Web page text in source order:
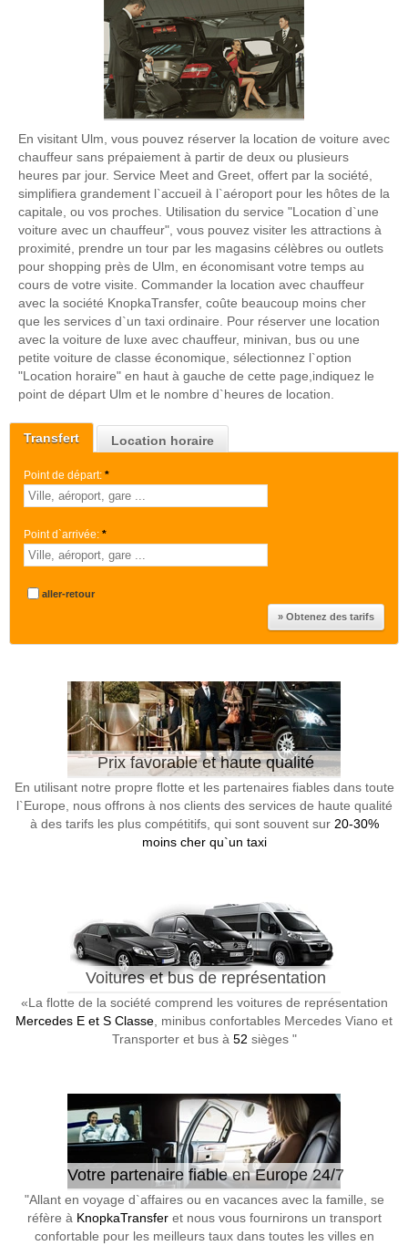
Transfert Location horaire
Point de départ: *
Point d`arrivée: *
aller-retour
Prix favorable et haute qualité
En utilisant notre propre flotte et les partenaires fiables dans toute
l`Europe, nous offrons à nos clients des services de haute qualité
à des tarifs les plus compétitifs, qui sont souvent sur 20-30%
moins cher qu`un taxi
Voitures et bus de représentation
«La flotte de la société comprend les voitures de représentation
Mercedes E et S Classe , minibus confortables Mercedes Viano et
Transporter et bus à 52 sièges "
Votre partenaire fiable en Europe 24/7
"Allant en voyage d`affaires ou en vacances avec la famille, se
réfère à KnopkaTransfer et nous vous fournirons un transport
confortable pour les meilleurs taux dans toutes les villes en
En visitant Ulm, vous pouvez réserver la location de voiture avec
chauffeur sans prépaiement à partir de deux ou plusieurs
heures par jour. Service Meet and Greet, offert par la société,
simplifiera grandement l`accueil à l`aéroport pour les hôtes de la
capitale, ou vos proches. Utilisation du service "Location d`une
voiture avec un chauffeur", vous pouvez visiter les attractions à
proximité, prendre un tour par les magasins célèbres ou outlets
pour shopping près de Ulm, en économisant votre temps au
cours de votre visite. Commander la location avec chauffeur
avec la société KnopkaTransfer, coûte beaucoup moins cher
que les services d`un taxi ordinaire. Pour réserver une location
avec la voiture de luxe avec chauffeur, minivan, bus ou une
petite voiture de classe économique, sélectionnez l`option
"Location horaire" en haut à gauche de cette page,indiquez le
point de départ Ulm et le nombre d`heures de location.